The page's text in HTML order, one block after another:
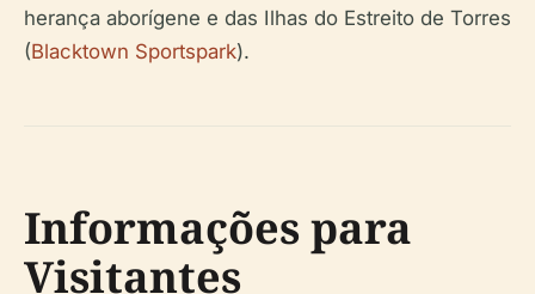
herança aborígene e das Ilhas do Estreito de Torres
(Blacktown Sportspark).
Informações para
Visitantes